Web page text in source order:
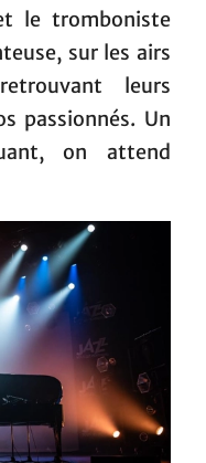
le tromboniste
sur les airs
leurs
passionnés. Un
on attend